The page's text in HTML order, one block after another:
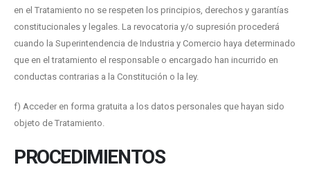
en el Tratamiento no se respeten los principios, derechos y garantías
constitucionales y legales. La revocatoria y/o supresión procederá
cuando la Superintendencia de Industria y Comercio haya determinado
que en el tratamiento el responsable o encargado han incurrido en
conductas contrarias a la Constitución o la ley.
f) Acceder en forma gratuita a los datos personales que hayan sido
objeto de Tratamiento.
PROCEDIMIENTOS